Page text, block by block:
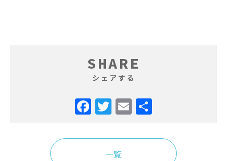
SHARE
シェアする
Facebook
Twitter
Email
一覧